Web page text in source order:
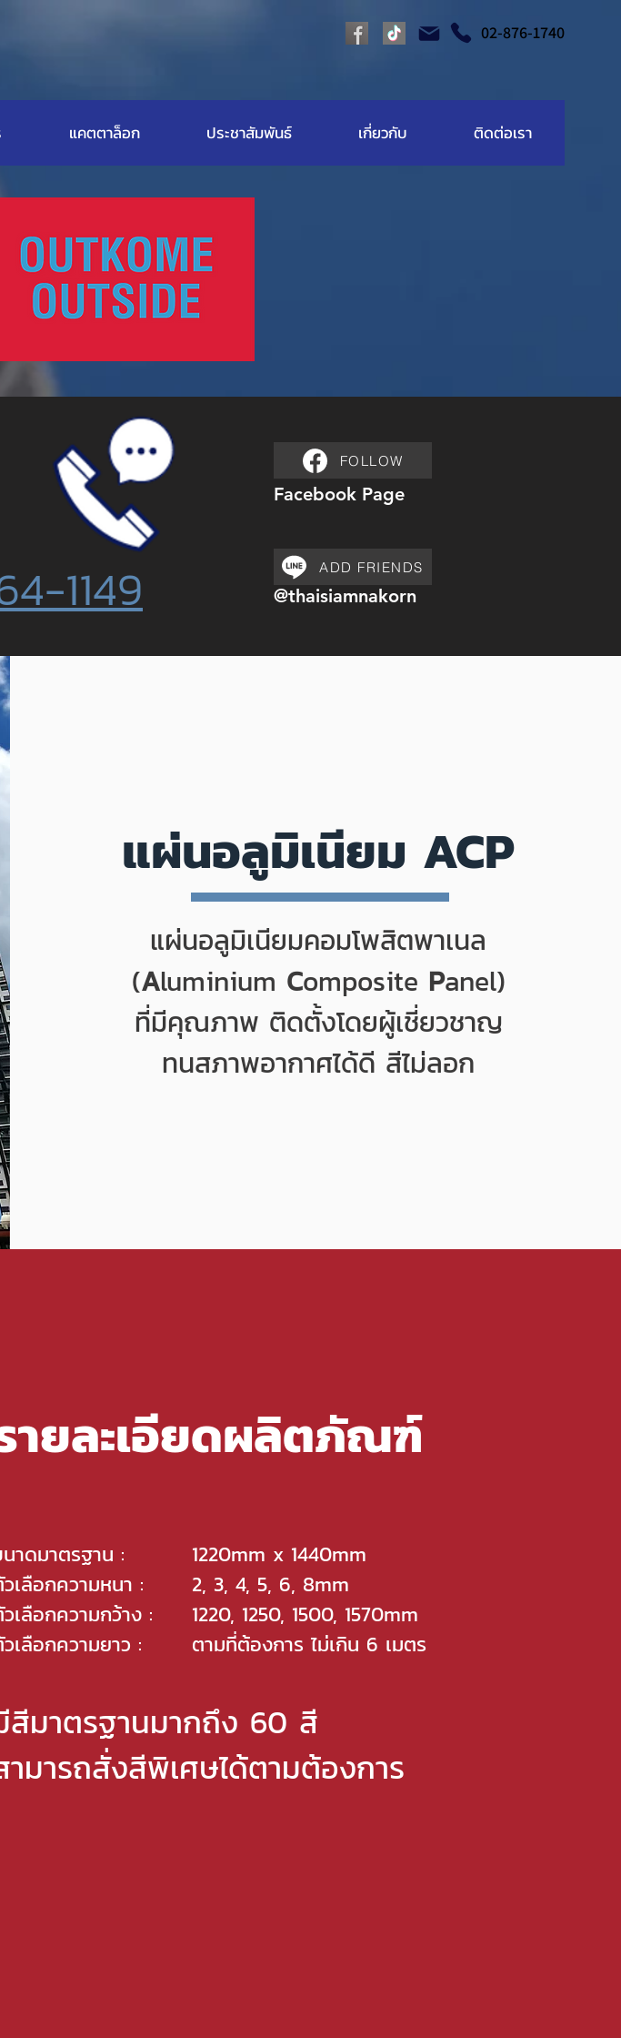
แคตตาล็อก ประชาสัมพันธ์ เกี่ยวกับ ติดต่อเรา
02-876-1740
1149
FOLLOW
Facebook Page
ADD FRIENDS
@thaisiamnakorn
แผ่นอลูมิเนียม ACP
แผ่นอลูมิเนียมคอมโพสิตพาเนล
(Aluminium Composite Panel)
ที่มีคุณภาพ ติดตั้งโดยผู้เชี่ยวชาญ
ทนสภาพอากาศได้ดี สีไม่ลอก
ายละเอียดผลิตภัณฑ์
าดมาตรฐาน :
เลือกความหนา :
เลือกความกว้าง :
เลือกความยาว :
1220mm x 1440mm
2, 3, 4, 5, 6, 8mm
1220, 1250, 1500, 1570mm
ตามที่ต้องการ ไม่เกิน 6 เมตร
สีมาตรฐานมากถึง 60 สี
ามารถสั่งสีพิเศษได้ตามต้องการ